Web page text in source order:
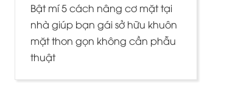
Bật mí 5 cách nâng cơ mặt tại
nhà giúp bạn gái sở hữu khuôn
mặt thon gọn không cần phẫu
thuật